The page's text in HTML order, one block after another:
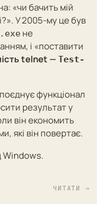
«чи бачить мій
У 2005-му це був
не
і «поставити
telnet — Test-
функціонал
результат у
він економить
які він повертає.
Windows.
ЧИТАТИ →